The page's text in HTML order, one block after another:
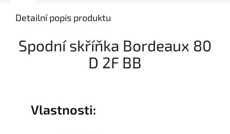
Detailní popis produktu
Spodní skříňka Bordeaux 80
D 2F BB
Vlastnosti: